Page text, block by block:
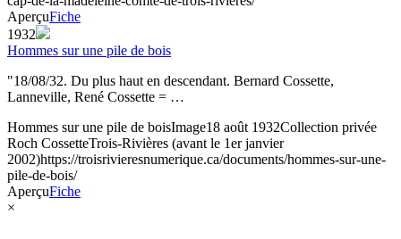
AperçuFiche
1932
Hommes sur une pile de bois
"18/08/32. Du plus haut en descendant. Bernard Cossette,
Lanneville, René Cossette = …
Hommes sur une pile de boisImage18 août 1932Collection privée
Roch CossetteTrois-Rivières (avant le 1er janvier
2002)https://troisrivieresnumerique.ca/documents/hommes-sur-une-
pile-de-bois/
AperçuFiche
×